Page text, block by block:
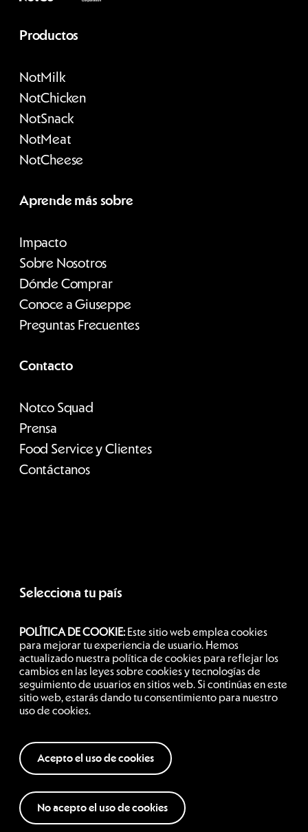
Productos
NotMilk
NotChicken
NotSnack
NotMeat
NotCheese
Aprende más sobre
Impacto
Sobre Nosotros
Dónde Comprar
Conoce a Giuseppe
Preguntas Frecuentes
Contacto
Notco Squad
Prensa
Food Service y Clientes
Contáctanos
Selecciona tu país
México
Siguenos
POLÍTICA DE COOKIE:Este sitio web emplea cookies
para mejorar tu experiencia de usuario. Hemos
actualizado nuestra política de cookies para reflejar los
cambios en las leyes sobre cookies y tecnologías de
seguimiento de usuarios en sitios web. Si continúas en este
sitio web, estarás dando tu consentimiento para nuestro
uso de cookies.
Acepto el uso de cookies
No acepto el uso de cookies